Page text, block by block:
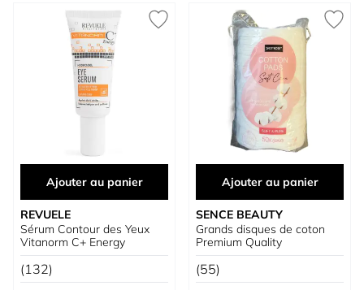
Ajouter au panier
REVUELE
Sérum Contour des Yeux
Vitanorm C+ Energy
(132)
Ajouter au panier
SENCE BEAUTY
Grands disques de coton
Premium Quality
(55)